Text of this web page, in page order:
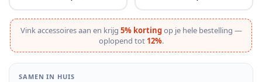
Vink accessoires aan en krijg 5% kortingop je hele bestelling —
oplopend tot 12%.
SAMEN IN HUIS